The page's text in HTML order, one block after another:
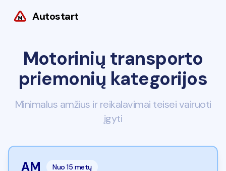
Autostart
Motorinių transporto
priemonių kategorijos
Minimalus amžius ir reikalavimai teisei vairuoti
įgyti
AM Nuo 15 metų